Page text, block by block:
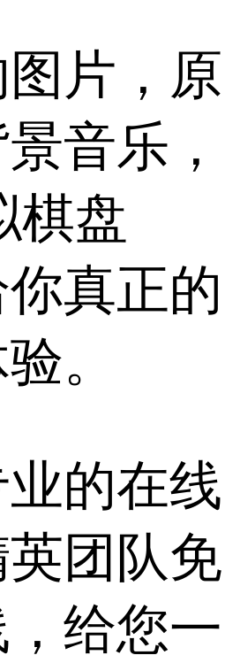
片，原
音乐，
棋盘
真正的
。
的在线
团队免
给您一